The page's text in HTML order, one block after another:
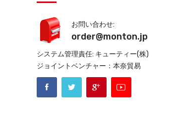
お問い合わせ:
order@monton.jp
システム管理責任: キューティー(株)
ジョイントベンチャー：本奈貿易